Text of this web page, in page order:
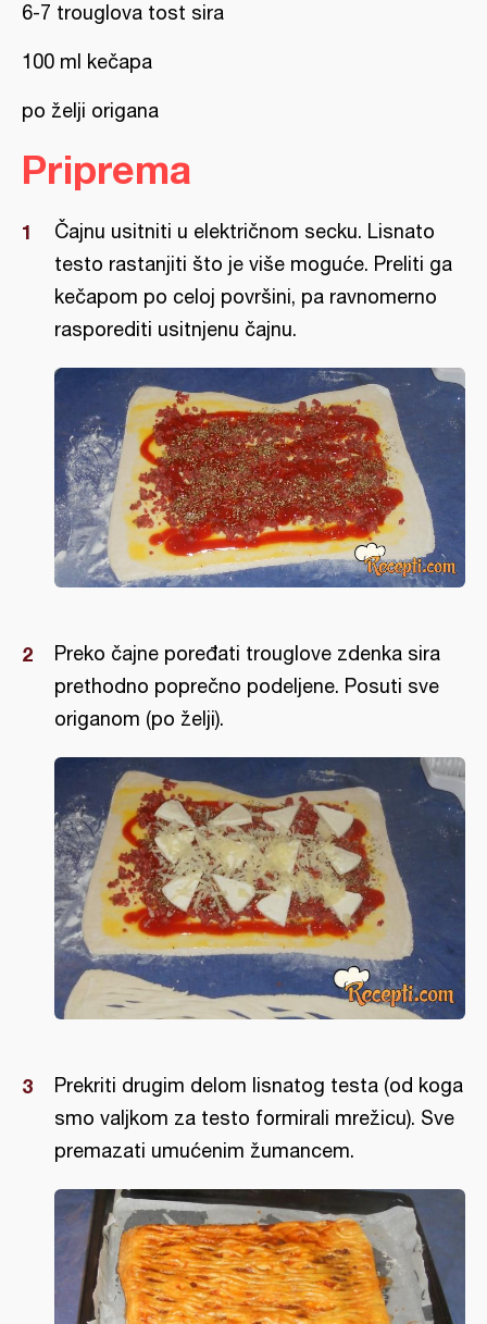
6-7 trouglova tost sira
100 ml kečapa
po želji origana
Priprema
Čajnu usitniti u električnom secku. Lisnato
testo rastanjiti što je više moguće. Preliti ga
kečapom po celoj površini, pa ravnomerno
rasporediti usitnjenu čajnu.
Preko čajne poređati trouglove zdenka sira
prethodno poprečno podeljene. Posuti sve
origanom (po želji).
Prekriti drugim delom lisnatog testa (od koga
smo valjkom za testo formirali mrežicu). Sve
premazati umućenim žumancem.